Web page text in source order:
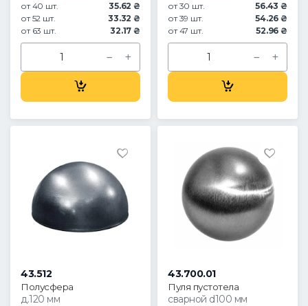
от 40 шт.
35.62 ₴
от 52 шт.
33.32 ₴
от 63 шт.
32.17 ₴
от 30 шт.
56.43 ₴
от 39 шт.
54.26 ₴
от 47 шт.
52.96 ₴
43.512
Полусфера
д.120 мм
43.700.01
Пуля пустотела
сварной d100 мм